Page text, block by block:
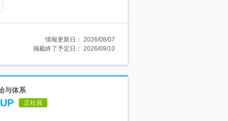
情報更新日： 2026/08/07
掲載終了予定日： 2026/09/10
与体系
正社員